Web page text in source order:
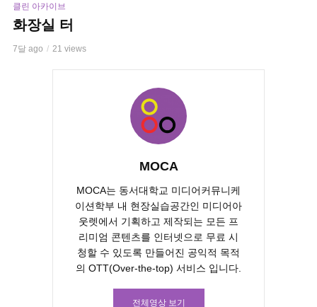
클린 아카이브
화장실 터
7달 ago 21 views
MOCA
MOCA는 동서대학교 미디어커뮤니케
이션학부 내 현장실습공간인 미디어아
웃렛에서 기획하고 제작되는 모든 프
리미엄 콘텐츠를 인터넷으로 무료 시
청할 수 있도록 만들어진 공익적 목적
의 OTT(Over-the-top) 서비스 입니다.
전체영상 보기